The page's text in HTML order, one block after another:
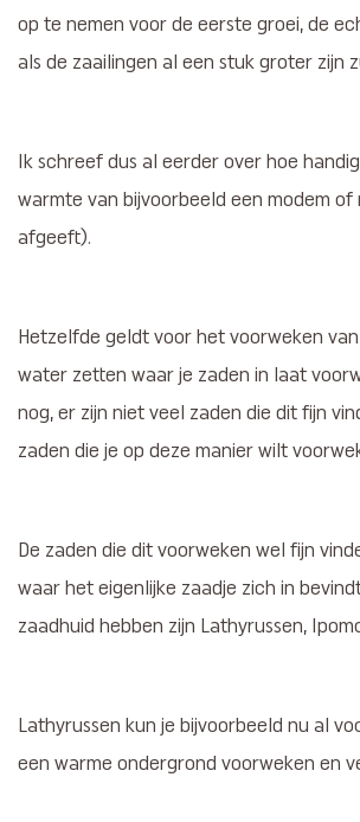
op te nemen voor de eerste groei, de
als de zaailingen al een stuk groter zijn
Ik schreef dus al eerder over hoe
warmte van bijvoorbeeld een modem
afgeeft).
Hetzelfde geldt voor het voorweken
water zetten waar je zaden in laat
nog, er zijn niet veel zaden die dit fijn
zaden die je op deze manier wilt
De zaden die dit voorweken wel fijn
waar het eigenlijke zaadje zich in
zaadhuid hebben zijn Lathyrussen,
Lathyrussen kun je bijvoorbeeld nu al
een warme ondergrond voorweken en